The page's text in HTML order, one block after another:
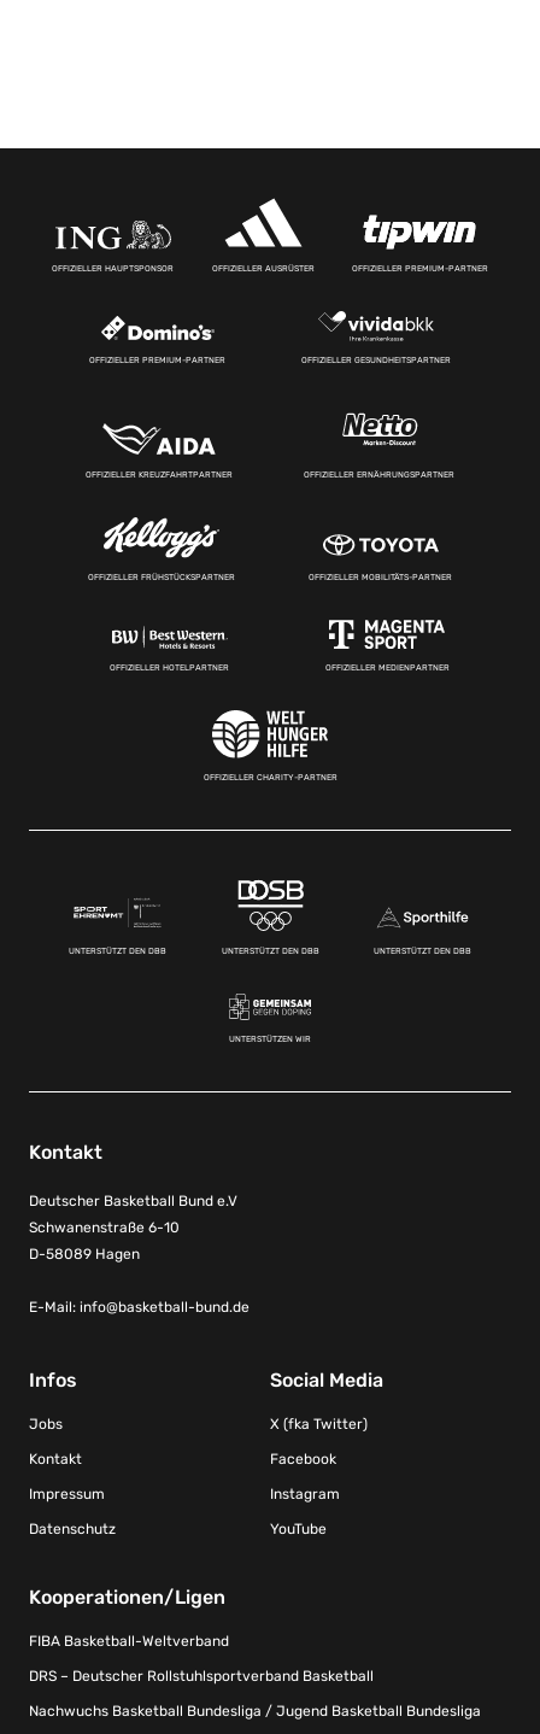
OFFIZIELLER HAUPTSPONSOR OFFIZIELLER AUSRÜSTER OFFIZIELLER PREMIUM-PARTNER
OFFIZIELLER PREMIUM-PARTNER OFFIZIELLER GESUNDHEITSPARTNER
OFFIZIELLER KREUZFAHRTPARTNER OFFIZIELLER ERNÄHRUNGSPARTNER
OFFIZIELLER FRÜHSTÜCKSPARTNER OFFIZIELLER MOBILITÄTS-PARTNER
OFFIZIELLER HOTELPARTNER OFFIZIELLER MEDIENPARTNER
OFFIZIELLER CHARITY-PARTNER
UNTERSTÜTZT DEN DBB UNTERSTÜTZT DEN DBB UNTERSTÜTZT DEN DBB
UNTERSTÜTZEN WIR
Kontakt
Deutscher Basketball Bund e.V
Schwanenstraße 6-10
D-58089 Hagen
E-Mail: info@basketball-bund.de
Infos
Jobs
Kontakt
Impressum
Datenschutz
Social Media
X (fka Twitter)
Facebook
Instagram
YouTube
Kooperationen/Ligen
FIBA Basketball-Weltverband
DRS – Deutscher Rollstuhlsportverband Basketball
Nachwuchs Basketball Bundesliga / Jugend Basketball Bundesliga